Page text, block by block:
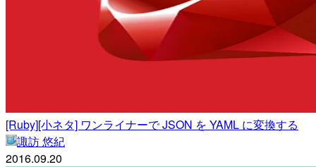
[Ruby][小ネタ] ワンライナーで JSON を YAML に変換する
諏訪 悠紀
2016.09.20